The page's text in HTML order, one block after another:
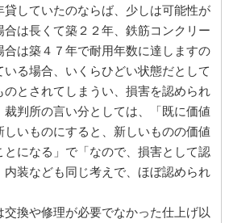
貸していたのならば、少しは可能性が
合は長くて築２２年、鉄筋コンクリー
合は築４７年で耐用年数に達しますの
る場合、いくらひどい状態だとして
のとされてしまうい、損害を認められ
裁判所の言い分としては、「既に価値
しいものにすると、新しいものの価値
とになる」で「なので、損害として認
装なども同じ考えで、ほぼ認められ
換や修理が必要でなかった仕上げ以